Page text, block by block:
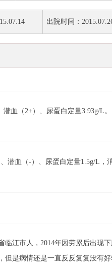
出院时间：
潜血（2+）、尿蛋白定量3.93g/L。
潜血（-）、尿蛋白定量1.5g/L，消
江市人，2014年因劳累后出现下
但是病情还是一直反反复复没有